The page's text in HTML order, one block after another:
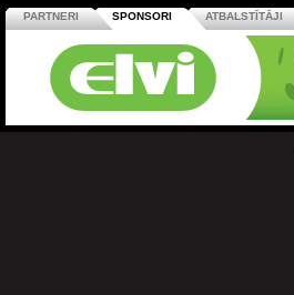
PARTNERI SPONSORI ATBALSTĪTĀJI